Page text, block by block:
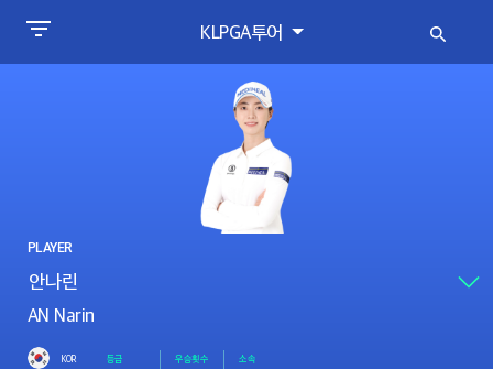
KLPGA투어
PLAYER
AN Narin
KOR 등급 우승횟수 소속